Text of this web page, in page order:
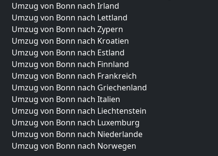
Umzug von Bonn nach Irland
Umzug von Bonn nach Lettland
Umzug von Bonn nach Zypern
Umzug von Bonn nach Kroatien
Umzug von Bonn nach Estland
Umzug von Bonn nach Finnland
Umzug von Bonn nach Frankreich
Umzug von Bonn nach Griechenland
Umzug von Bonn nach Italien
Umzug von Bonn nach Liechtenstein
Umzug von Bonn nach Luxemburg
Umzug von Bonn nach Niederlande
Umzug von Bonn nach Norwegen